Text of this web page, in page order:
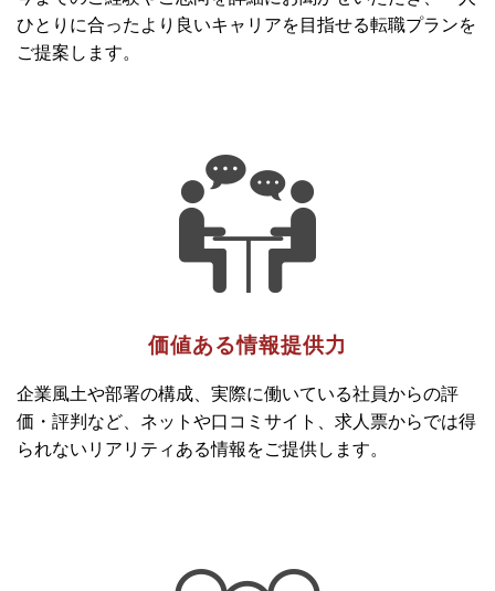
ひとりに合ったより良いキャリアを目指せる転職プランを
ご提案します。
価値ある情報提供力
企業風土や部署の構成、実際に働いている社員からの評
価・評判など、ネットや口コミサイト、求人票からでは得
られないリアリティある情報をご提供します。